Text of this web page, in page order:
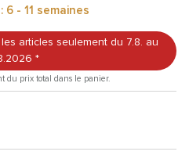
- 11 semaines
articles seulement du 7.8. au
*
du prix total dans le panier.